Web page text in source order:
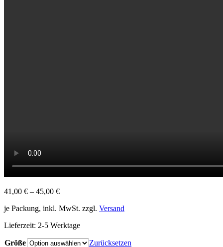
41,00 € – 45,00 €
je Packung, inkl. MwSt. zzgl. Versand
Lieferzeit: 2-5 Werktage
Größe
Zurücksetzen